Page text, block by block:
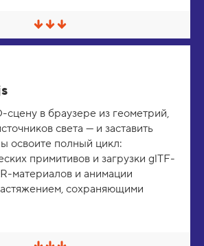
С
в
ь
/
Р
а
з
в
е
н
сцену в браузере из геометрий,
света — и заставить
освоите полный цикл:
примитивов и загрузки glTF-
материалов и анимации
сохраняющими